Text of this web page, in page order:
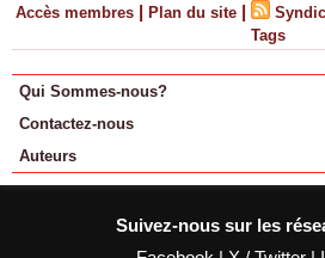
Accès membres | Plan du site |
Tags
Qui Sommes-nous?
Contactez-nous
Auteurs
Suivez-nous sur les